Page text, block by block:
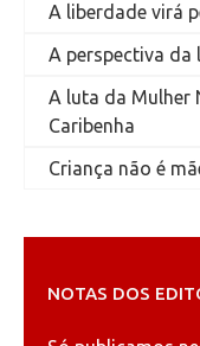
A liberdade virá
A perspectiva
A luta da Mulher
Caribenha
Criança não é
NOTAS DOS